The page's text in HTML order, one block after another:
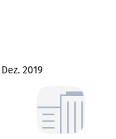
2019